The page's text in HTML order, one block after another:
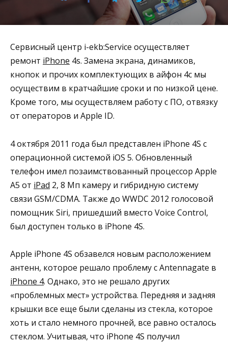
Сервисный центр i-ekb:Service осуществляет
ремонт iPhone 4s. Замена экрана, динамиков,
кнопок и прочих комплектующих в айфон 4с мы
осуществим в кратчайшие сроки и по низкой цене.
Кроме того, мы осуществляем работу с ПО, отвязку
от операторов и Apple ID.
4 октября 2011 года был представлен iPhone 4S с
операционной системой iOS 5. Обновленный
телефон имел позаимствованный процессор Apple
A5 от iPad 2, 8 Мп камеру и гибридную систему
связи GSM/CDMA. Также до WWDC 2012 голосовой
помощник Siri, пришедший вместо Voice Control,
был доступен только в iPhone 4S.
Apple iPhone 4S обзавелся новым расположением
антенн, которое решало проблему с Antennagate в
iPhone 4. Однако, это не решало других
«проблемных мест» устройства. Передняя и задняя
крышки все еще были сделаны из стекла, которое
хоть и стало немного прочней, все равно осталось
стеклом. Учитывая, что iPhone 4S получил